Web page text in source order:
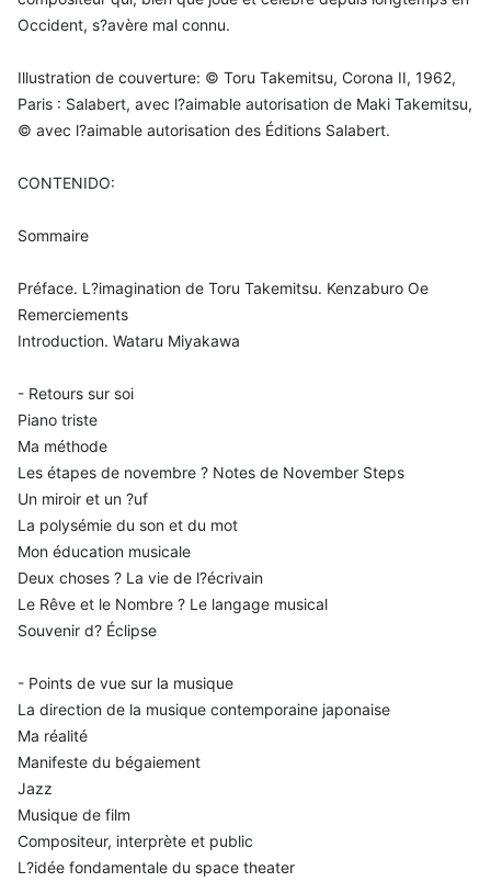
Occident, s?avère mal connu.
Illustration de couverture: © Toru Takemitsu, Corona II, 1962,
Paris : Salabert, avec l?aimable autorisation de Maki Takemitsu,
© avec l?aimable autorisation des Éditions Salabert.
CONTENIDO:
Sommaire
Préface. L?imagination de Toru Takemitsu. Kenzaburo Oe
Remerciements
Introduction. Wataru Miyakawa
- Retours sur soi
Piano triste
Ma méthode
Les étapes de novembre ? Notes de November Steps
Un miroir et un ?uf
La polysémie du son et du mot
Mon éducation musicale
Deux choses ? La vie de l?écrivain
Le Rêve et le Nombre ? Le langage musical
Souvenir d? Éclipse
- Points de vue sur la musique
La direction de la musique contemporaine japonaise
Ma réalité
Manifeste du bégaiement
Jazz
Musique de film
Compositeur, interprète et public
L?idée fondamentale du space theater